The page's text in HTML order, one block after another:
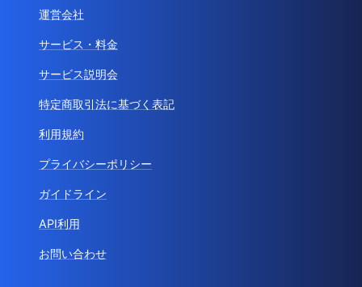
運営会社
サービス・料金
サービス説明会
特定商取引法に基づく表記
利用規約
プライバシーポリシー
ガイドライン
API利用
お問い合わせ